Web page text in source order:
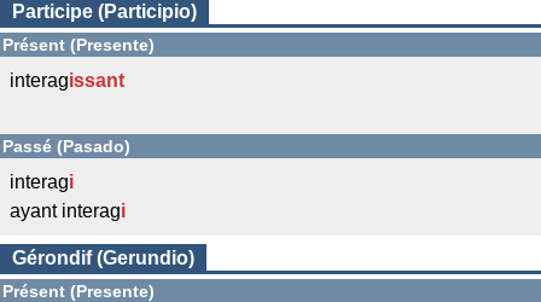
Participe (Participio)
Présent (Presente)
interagissant
Passé (Pasado)
interagi
ayant interagi
Gérondif (Gerundio)
Présent (Presente)